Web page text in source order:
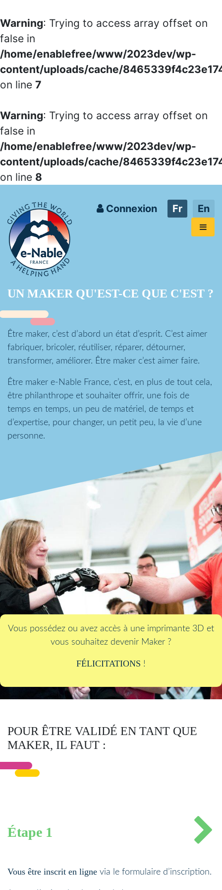
Warning: Trying to access array offset on
false in
/home/enablefree/www/2023dev/wp-
content/uploads/cache/
on line 7
Warning: Trying to access array offset on
false in
/home/enablefree/www/2023dev/wp-
content/uploads/cache/
on line 8
Connexion Fr En
UN MAKER QU'EST-CE QUE C'EST ?
Être maker, c’est d’abord un état d’esprit. C’est aimer
fabriquer, bricoler, réutiliser, réparer, détourner,
transformer, améliorer. Être maker c’est aimer faire.
Être maker e-Nable France, c’est, en plus de tout cela,
être philanthrope et souhaiter offrir, une fois de
temps en temps, un peu de matériel, de temps et
d’expertise, pour changer, un petit peu, la vie d’une
personne.
Vous possédez ou avez accès à une imprimante 3D et
vous souhaitez devenir Maker ?
FÉLICITATIONS !
POUR ÊTRE VALIDÉ EN TANT QUE
MAKER, IL FAUT :
Étape 1
Vous être inscrit en ligne via le formulaire d’inscription.